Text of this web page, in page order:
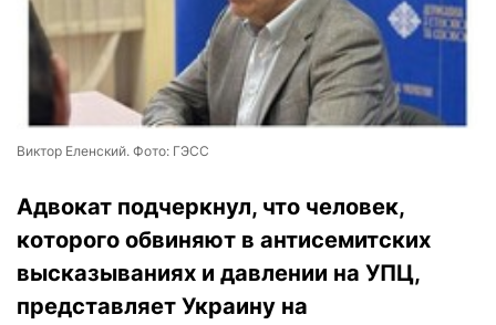
Виктор Еленский. Фото: ГЭСС
Адвокат подчеркнул, что человек,
которого обвиняют в антисемитских
высказываниях и давлении на УПЦ,
представляет Украину на